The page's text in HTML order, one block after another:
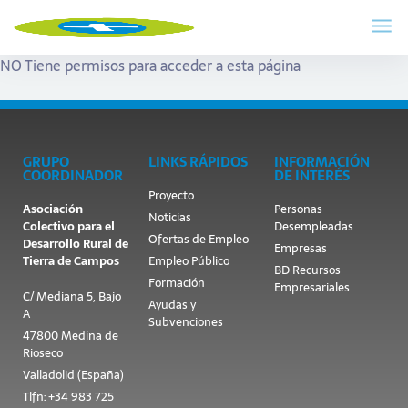
NO Tiene permisos para acceder a esta página
GRUPO
COORDINADOR
Asociación
Colectivo para el
Desarrollo Rural de
Tierra de Campos
C/ Mediana 5, Bajo
A
47800 Medina de
Rioseco
Valladolid (España)
Tlfn: +34 983 725
LINKS RÁPIDOS
Proyecto
Noticias
Ofertas de Empleo
Empleo Público
Formación
Ayudas y
Subvenciones
INFORMACIÓN
DE INTERÉS
Personas
Desempleadas
Empresas
BD Recursos
Empresariales